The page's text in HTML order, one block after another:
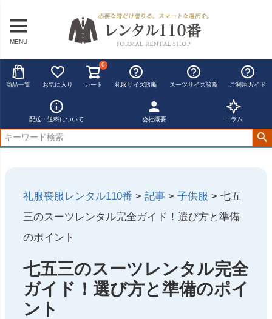
MENU
商品一覧 お気に入り カート
0
礼服サイズ診断 スーツサイズ診断 ご利用ガイド
配送・送料について 会社概要 コラム
礼服喪服レンタル110番 > 記事 > 子供服 > 七五
三のスーツレンタル完全ガイド！選び方と準備
のポイント
七五三のスーツレンタル完全
ガイド！選び方と準備のポイ
ント